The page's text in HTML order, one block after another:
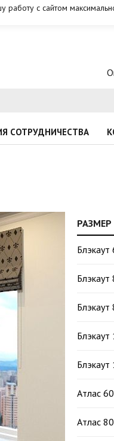
с сайтом
СОТРУДНИЧЕСТВА
РАЗМЕР
Атлас
Атлас